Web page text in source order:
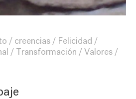
creencias
Felicidad
Transformación
Valores